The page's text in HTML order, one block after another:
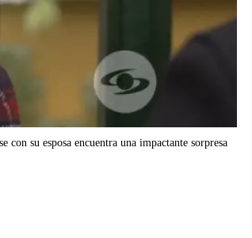
con su esposa encuentra una impactante sorpresa